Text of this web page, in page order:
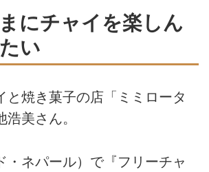
にチャイを楽しん
い
と焼き菓子の店「ミミロータ
浩美さん。
・ネパール）で『フリーチャ